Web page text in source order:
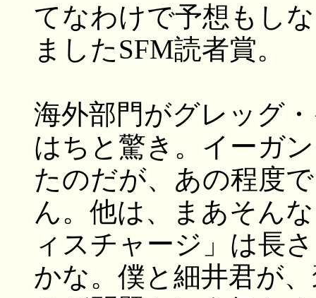
てなわけで予想もし
ましたSFM読者賞。
海外部門がグレッグ
はちと驚き。イーガ
たのだが、あの程度
ん。他は、まあそん
ィスチャージ」は長
かな。僕と細井君が